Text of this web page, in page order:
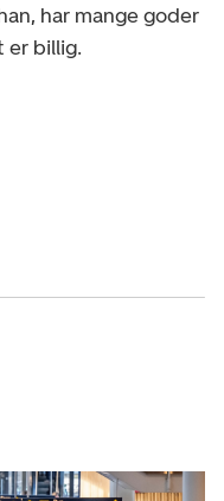
har mange goder
er billig.